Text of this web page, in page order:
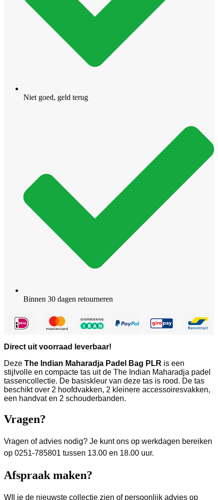
Niet goed, geld terug
Binnen 30 dagen retourneren
Direct uit voorraad leverbaar!
Deze The Indian Maharadja Padel Bag PLR is een
stijlvolle en compacte tas uit de The Indian Maharadja padel
tassencollectie. De basiskleur van deze tas is rood. De tas
beschikt over 2 hoofdvakken, 2 kleinere accessoiresvakken,
een handvat en 2 schouderbanden.
Vragen?
Vragen of advies nodig? Je kunt ons op werkdagen bereiken
op 0251-785801 tussen 13.00 en 18.00 uur.
Afspraak maken?
WIl je de nieuwste collectie zien of persoonlijk advies op